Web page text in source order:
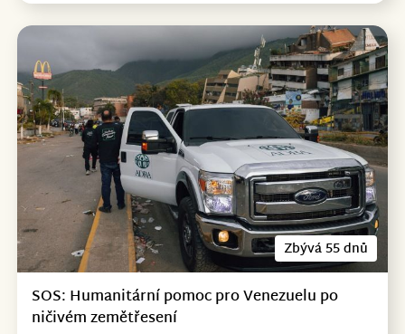
Zbývá 55 dnů
SOS: Humanitární pomoc pro Venezuelu po
ničivém zemětřesení